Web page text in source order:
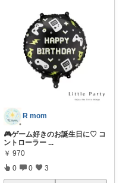
R mom
🎮ゲーム好きのお誕生日に♡ コ
ントローラー ...
￥ 970
0 0 3